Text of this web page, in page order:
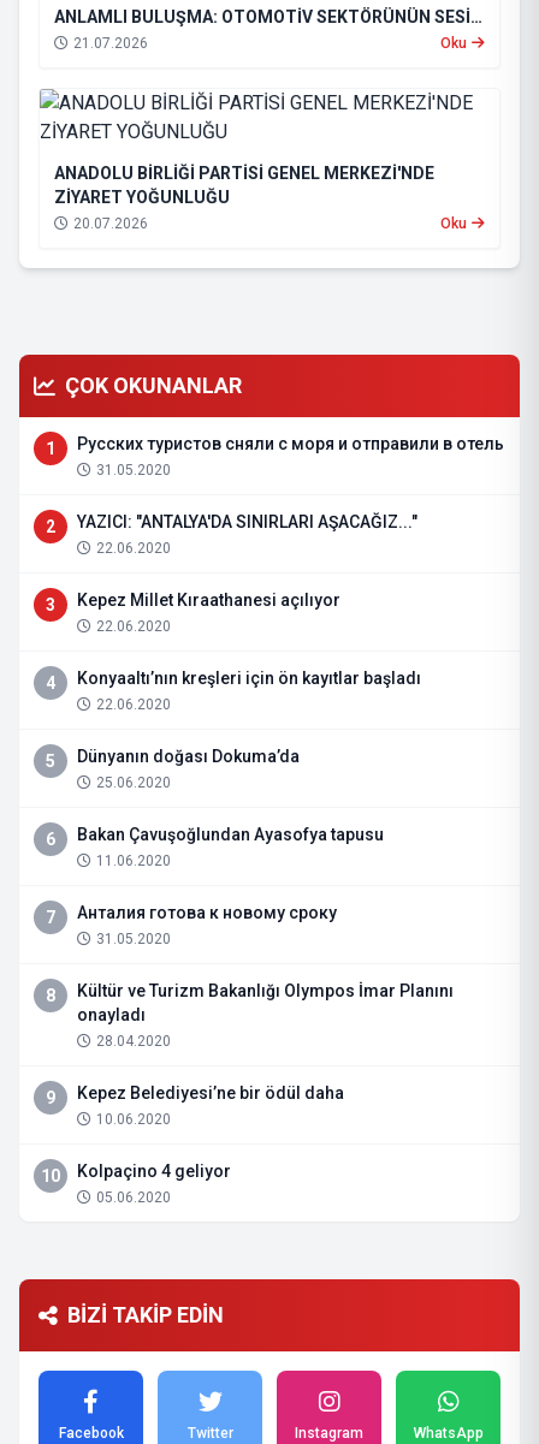
ANLAMLI BULUŞMA: OTOMOTİV SEKTÖRÜNÜN SESİ
GENEL MERKEZDE YANKILANDI
21.07.2026 Oku
ANADOLU BİRLİĞİ PARTİSİ GENEL MERKEZİ'NDE
ZİYARET YOĞUNLUĞU
20.07.2026 Oku
ÇOK OKUNANLAR
1 Русских туристов сняли с моря и отправили в отель
31.05.2020
2 YAZICI: "ANTALYA'DA SINIRLARI AŞACAĞIZ..."
22.06.2020
3 Kepez Millet Kıraathanesi açılıyor
22.06.2020
4 Konyaaltı’nın kreşleri için ön kayıtlar başladı
22.06.2020
5 Dünyanın doğası Dokuma’da
25.06.2020
6 Bakan Çavuşoğlundan Ayasofya tapusu
11.06.2020
7 Анталия готова к новому сроку
31.05.2020
8
Kültür ve Turizm Bakanlığı Olympos İmar Planını
onayladı
28.04.2020
9 Kepez Belediyesi’ne bir ödül daha
10.06.2020
10 Kolpaçino 4 geliyor
05.06.2020
BİZİ TAKİP EDİN
Facebook Twitter Instagram WhatsApp